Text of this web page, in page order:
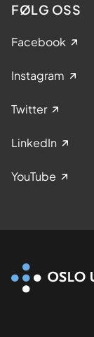
FØLG OSS
Facebook
Instagram
Twitter
LinkedIn
YouTube